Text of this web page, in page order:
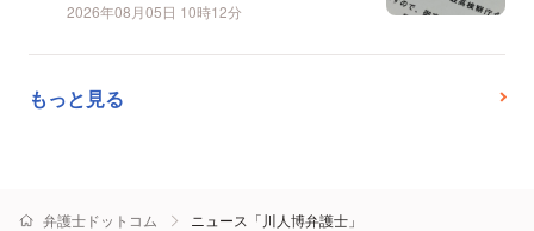
2026年08月05日 10時12分
もっと見る
弁護士ドットコム ニュース「川人博弁護士」